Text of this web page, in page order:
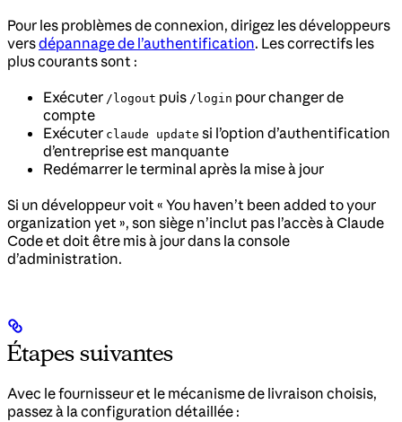
Pour les problèmes de connexion, dirigez les développeurs
versdépannage de l’authentification. Les correctifs les
plus courants sont :
Exécuter /logout puis /login pour changer de
compte
Exécuter claude update si l’option d’authentification
d’entreprise est manquante
Redémarrer le terminal après la mise à jour
Si un développeur voit « You haven’t been added to your
organization yet », son siège n’inclut pas l’accès à Claude
Code et doit être mis à jour dans la console
d’administration.
Étapes suivantes
Avec le fournisseur et le mécanisme de livraison choisis,
passez à la configuration détaillée :